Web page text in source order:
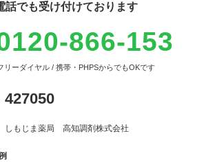
話でも受け付けております
866-153
リーダイヤル / 携帯・PHPSからでもOKです
427050
しもじま薬局 高知調剤株式会社